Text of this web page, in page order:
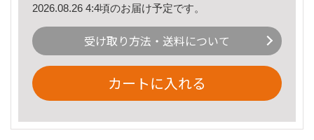
2026.08.26 4:4頃のお届け予定です。
受け取り方法・送料について
カートに入れる